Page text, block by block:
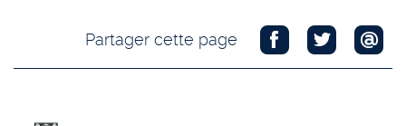
Partager cette page